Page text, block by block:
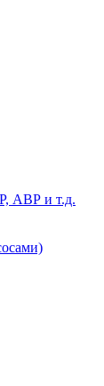
АВР и т.д.